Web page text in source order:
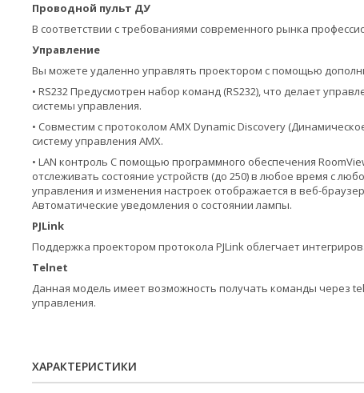
Проводной пульт ДУ
В соответствии с требованиями современного рынка
Управление
Вы можете удаленно управлять проектором с помощью
• RS232 Предусмотрен набор команд (RS232), что делает
системы управления.
• Совместим с протоколом AMX Dynamic Discovery
систему управления AMX.
• LAN контроль С помощью программного обеспечения
отслеживать состояние устройств (до 250) в любое время с
управления и изменения настроек отображается в веб-
Автоматические уведомления о состоянии лампы.
PJLink
Поддержка проектором протокола PJLink облегчает
Telnet
Данная модель имеет возможность получать команды через
управления.
ХАРАКТЕРИСТИКИ